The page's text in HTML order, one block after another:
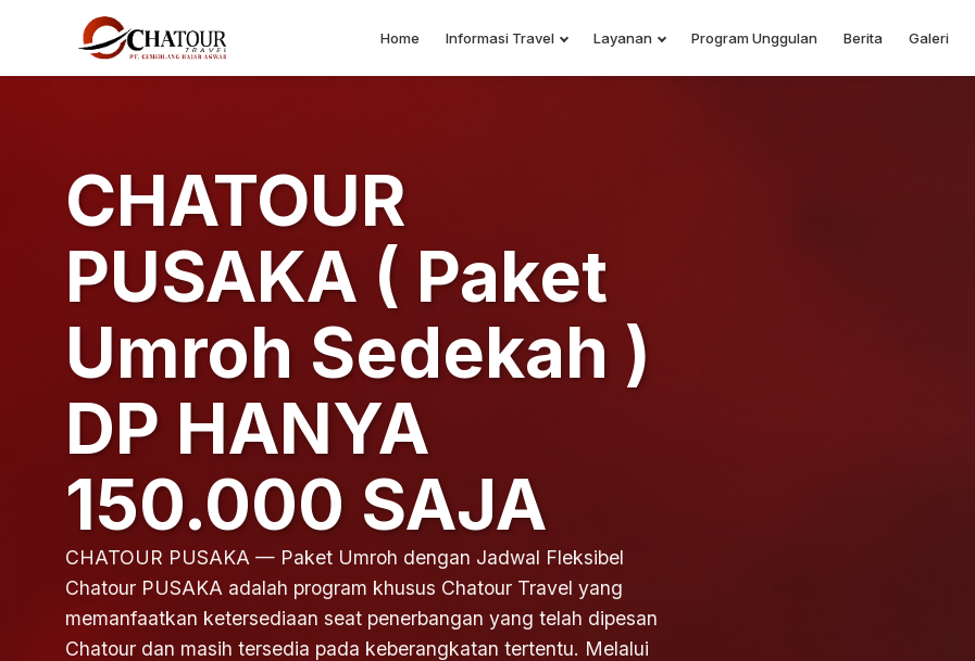
Home Informasi Travel Layanan Program Unggulan Berita Galeri
CHATOUR
PUSAKA ( Paket
Umroh Sedekah )
DP HANYA
150.000 SAJA
CHATOUR PUSAKA — Paket Umroh dengan Jadwal Fleksibel
Chatour PUSAKA adalah program khusus Chatour Travel yang
memanfaatkan ketersediaan seat penerbangan yang telah dipesan
Chatour dan masih tersedia pada keberangkatan tertentu. Melalui